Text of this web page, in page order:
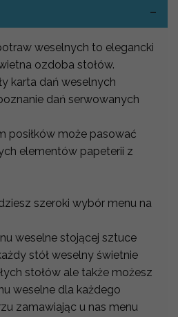
weselnych to elegancki
ozdoba stołów.
karta dań weselnych
dań serwowanych
posiłków może pasować
elementów papeterii z
szeroki wybór menu na
weselne stojącej sztuce
stół weselny świetnie
stołów ale także możesz
weselne dla każdego
zamawiając u nas menu